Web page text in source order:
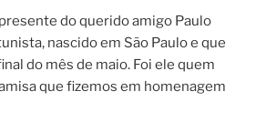
do querido amigo Paulo
nascido em São Paulo e que
do mês de maio. Foi ele quem
que fizemos em homenagem